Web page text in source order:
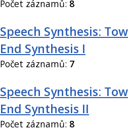
Počet záznamů: 8
Speech Synthesis:
End Synthesis I
Počet záznamů: 7
Speech Synthesis:
End Synthesis II
Počet záznamů: 8